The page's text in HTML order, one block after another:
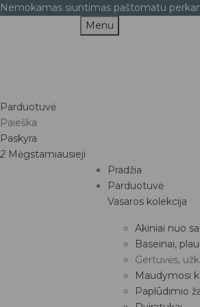
Nemokamas siuntimas paštomatu
Menu
Parduotuvė
Paieška
Paskyra
2 Mėgstamiausieji
Pradžia
Parduotuvė
Vasaros kolekcija
Akiniai nuo
Baseinai,
Gertuvės,
Maudymosi
Paplūdimio